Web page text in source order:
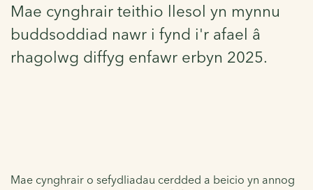
Mae cynghrair teithio llesol yn mynnu
buddsoddiad nawr i fynd i'r afael â
rhagolwg diffyg enfawr erbyn 2025.
Mae cynghrair o sefydliadau cerdded a beicio yn annog